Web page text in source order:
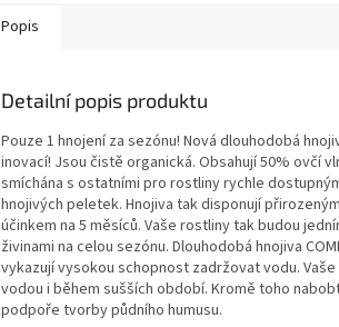
Popis
Detailní popis produktu
Pouze 1 hnojení za sezónu! Nová dlouhodobá
inovací! Jsou čistě organická. Obsahují 50% ovčí
smíchána s ostatními pro rostliny rychle
hnojivých peletek. Hnojiva tak disponují
účinkem na 5 měsíců. Vaše rostliny tak budou
živinami na celou sezónu. Dlouhodobá hnojiva
vykazují vysokou schopnost zadržovat vodu.
vodou i během sušších období. Kromě toho
podpoře tvorby půdního humusu.